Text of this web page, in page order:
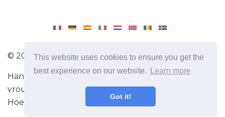
This website uses cookies to ensure you get the
best experience on our website.
Learn more
Got it!
© 2026SelahCounselingStl
Handige tips om de relatie tussen een man en een
vrouw te verbeteren. Nuttige informatie over liefde.
Hoe te flirten. Hoe je je vrouw of je man begrijpt.